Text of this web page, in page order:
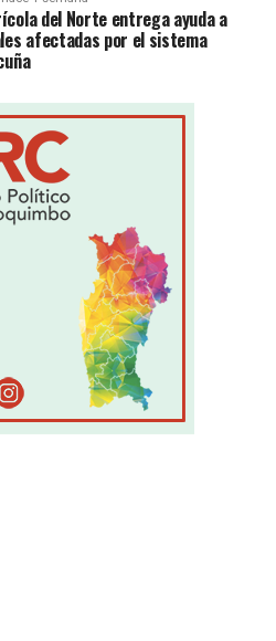
del Norte entrega ayuda a
afectadas por el sistema